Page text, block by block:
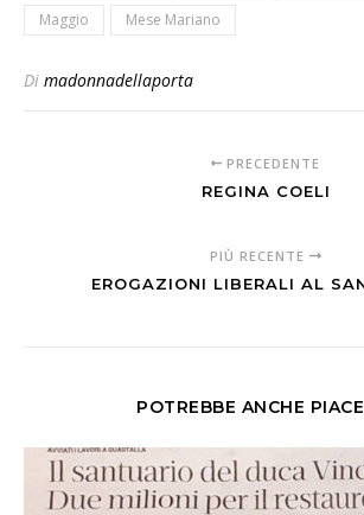
Maggio
Mese Mariano
Di madonnadellaporta
PRECEDENTE
REGINA COELI
PIÙ RECENTE
EROGAZIONI LIBERALI AL
POTREBBE ANCHE